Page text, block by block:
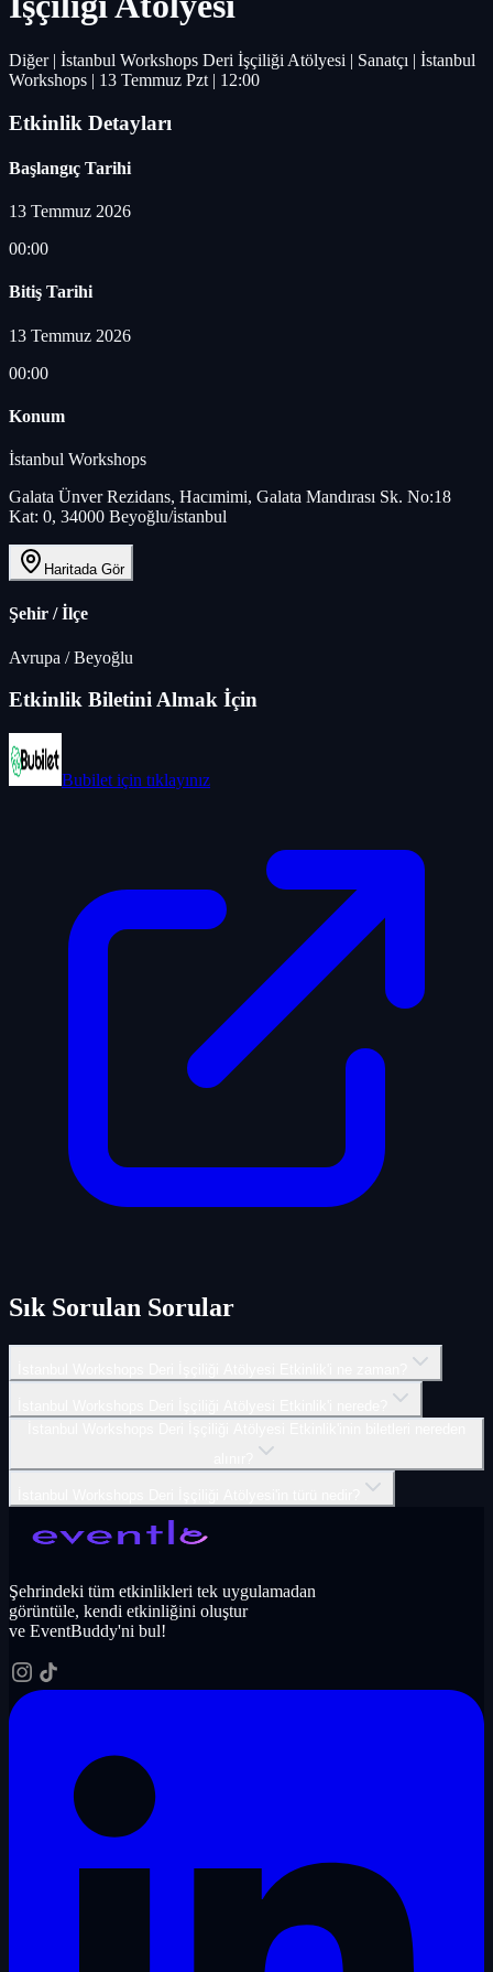
Diğer | İstanbul Workshops Deri İşçiliği Atölyesi | Sanatçı | İstanbul
Workshops | 13 Temmuz Pzt | 12:00
Etkinlik Detayları
Başlangıç Tarihi
13 Temmuz 2026
00:00
Bitiş Tarihi
13 Temmuz 2026
00:00
Konum
İstanbul Workshops
Galata Ünver Rezidans, Hacımimi, Galata Mandırası Sk. No:18
Kat: 0, 34000 Beyoğlu/i̇stanbul
Haritada Gör
Şehir / İlçe
Avrupa /Beyoğlu
Etkinlik Biletini Almak İçin
Bubilet için tıklayınız
Sık Sorulan Sorular
Şehrindeki tüm etkinlikleri tek uygulamadan
görüntüle, kendi etkinliğini oluştur
ve EventBuddy'ni bul!